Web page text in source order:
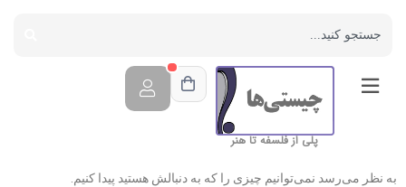
پلی از فلسفه تا هنر
به نظر می‌رسد نمی‌توانیم چیزی را که به دنبالش هستید پیدا کنیم.